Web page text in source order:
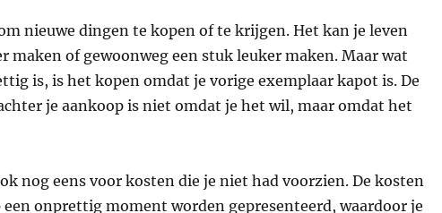
nieuwe dingen te kopen of te krijgen. Het kan je leven
maken of gewoonweg een stuk leuker maken. Maar wat
is, is het kopen omdat je vorige exemplaar kapot is. De
je aankoop is niet omdat je het wil, maar omdat het
nog eens voor kosten die je niet had voorzien. De kosten
onprettig moment worden gepresenteerd, waardoor je